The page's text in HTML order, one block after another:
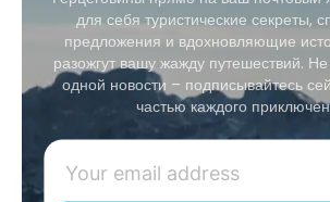
для себя туристические секреты,
предложения и вдохновляющие
разожгут вашу жажду путешествий.
одной новости – подписывайтесь
частью каждого